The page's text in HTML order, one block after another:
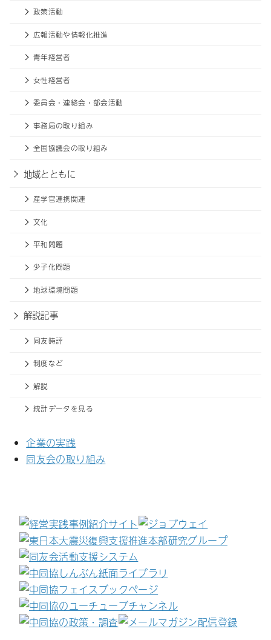
政策活動
広報活動や情報化推進
青年経営者
女性経営者
委員会・連絡会・部会活動
事務局の取り組み
全国協議会の取り組み
地域とともに
産学官連携関連
文化
平和問題
少子化問題
地球環境問題
解説記事
同友時評
制度など
解説
統計データを見る
企業の実践
同友会の取り組み